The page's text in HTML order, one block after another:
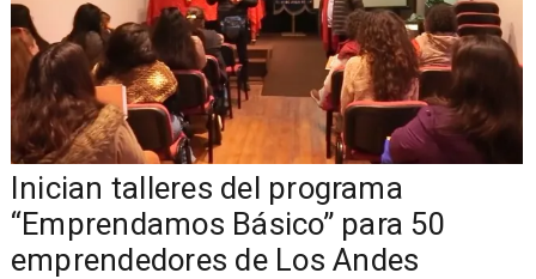
Inician talleres del programa
“Emprendamos Básico” para 50
emprendedores de Los Andes